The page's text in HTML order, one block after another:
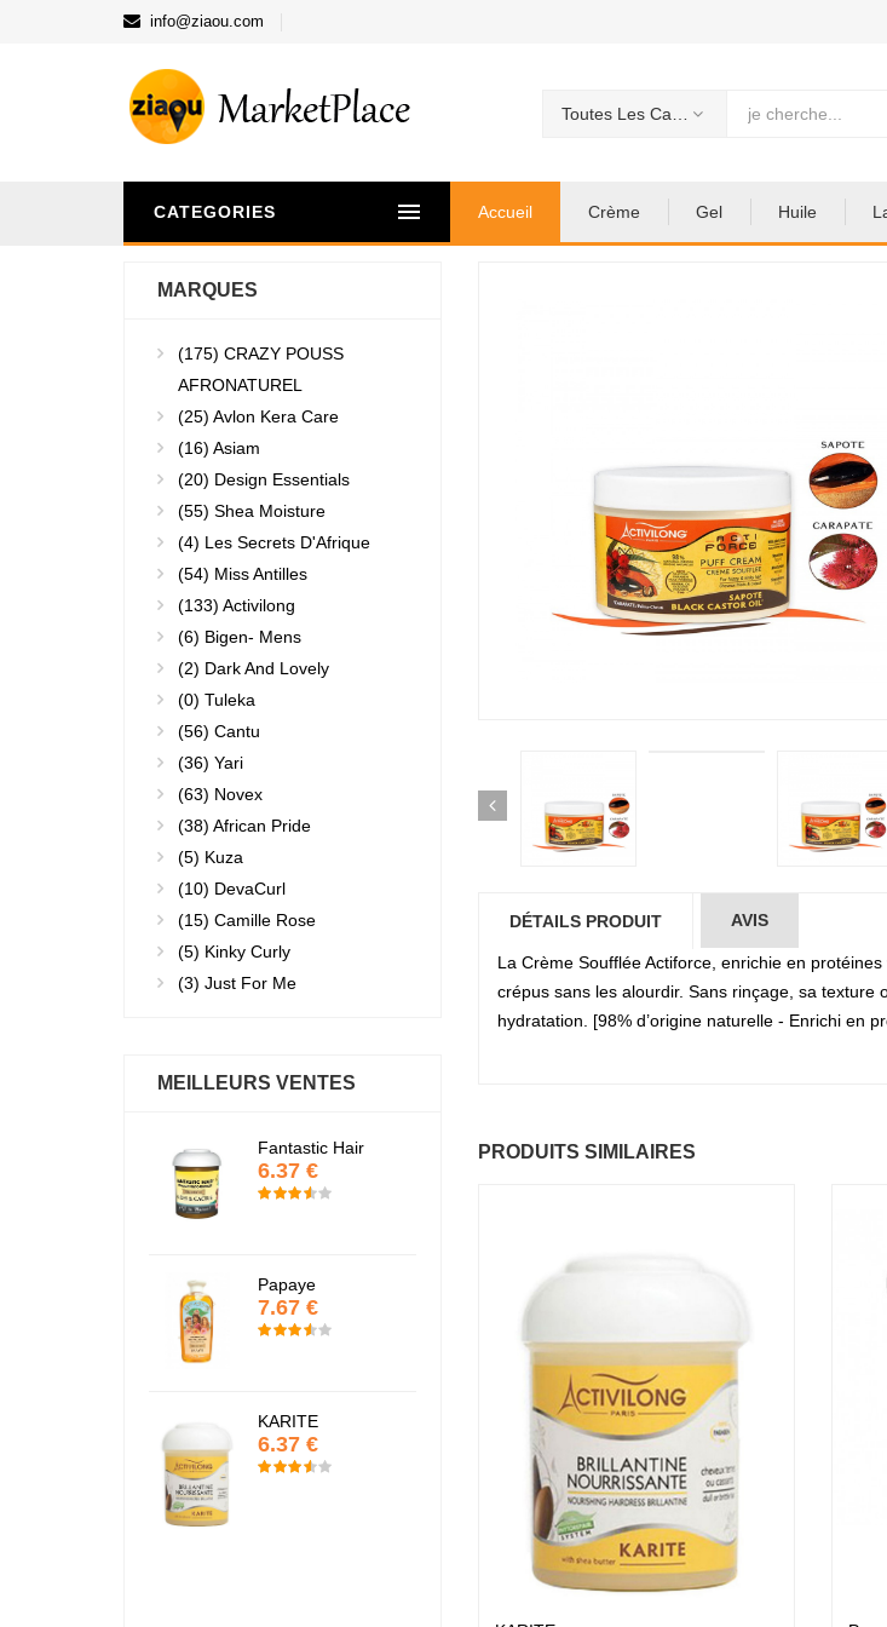
info@ziaou.com
CATEGORIES Accueil Crème Gel Huile
DÉTAILS PRODUIT AVIS
La Crème Soufflée Actiforce, enrichie en
crépus sans les alourdir. Sans rinçage, sa
hydratation. [98% d’origine naturelle - Enrichi en
PRODUITS SIMILAIRES
MARQUES
(175) CRAZY POUSS
AFRONATUREL
(25) Avlon Kera Care
(16) Asiam
(20) Design Essentials
(55) Shea Moisture
(4) Les Secrets D'Afrique
(54) Miss Antilles
(133) Activilong
(6) Bigen- Mens
(2) Dark And Lovely
(0) Tuleka
(56) Cantu
(36) Yari
(63) Novex
(38) African Pride
(5) Kuza
(10) DevaCurl
(15) Camille Rose
(5) Kinky Curly
(3) Just For Me
MEILLEURS VENTES
Fantastic Hair
Baume Vegetal actif
Fantastic Hair
KARITE
6.37 €